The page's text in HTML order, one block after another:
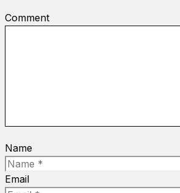
Comment
Name
Email